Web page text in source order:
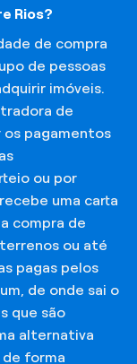
Rios?
de compra
de pessoas
imóveis.
de
os pagamentos
ou por
uma carta
compra de
ou até
pagas pelos
de onde sai o
que são
alternativa
de forma